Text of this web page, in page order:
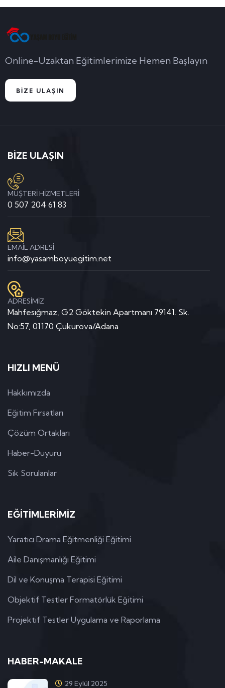
Online-Uzaktan Eğitimlerimize Hemen Başlayın
BİZE ULAŞIN
BİZE ULAŞIN
MÜŞTERİ HİZMETLERİ
0 507 204 61 83
EMAİL ADRESİ
info@yasamboyuegitim.net
ADRESİMİZ
Mahfesığmaz, G2 Göktekin Apartmanı 79141. Sk.
No:57, 01170 Çukurova/Adana
HIZLI MENÜ
Hakkımızda
Eğitim Fırsatları
Çözüm Ortakları
Haber-Duyuru
Sık Sorulanlar
EĞİTİMLERİMİZ
Yaratıcı Drama Eğitmenliği Eğitimi
Aile Danışmanlığı Eğitimi
Dil ve Konuşma Terapisi Eğitimi
Objektif Testler Formatörlük Eğitimi
Projektif Testler Uygulama ve Raporlama
HABER-MAKALE
29 Eylül 2025